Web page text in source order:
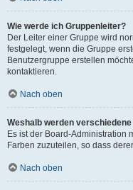
Wie werde ich Gruppenleiter?
Der Leiter einer Gruppe wird
festgelegt, wenn die Gruppe
Benutzergruppe erstellen
kontaktieren.
Nach oben
Weshalb werden
Es ist der Board-Administration
Farben zuzuteilen, so dass
Nach oben